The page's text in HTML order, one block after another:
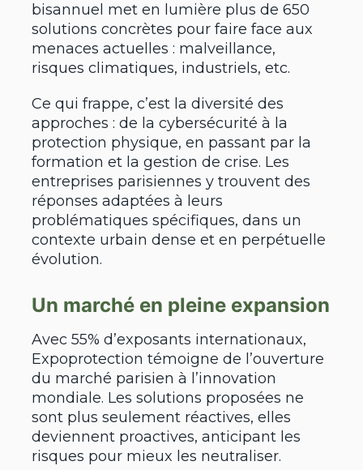
bisannuel met en lumière plus de 650
solutions concrètes pour faire face aux
menaces actuelles : malveillance,
risques climatiques, industriels, etc.
Ce qui frappe, c’est la diversité des
approches : de la cybersécurité à la
protection physique, en passant par la
formation et la gestion de crise. Les
entreprises parisiennes y trouvent des
réponses adaptées à leurs
problématiques spécifiques, dans un
contexte urbain dense et en perpétuelle
évolution.
Un marché en pleine expansion
Avec 55% d’exposants internationaux,
Expoprotection témoigne de l’ouverture
du marché parisien à l’innovation
mondiale. Les solutions proposées ne
sont plus seulement réactives, elles
deviennent proactives, anticipant les
risques pour mieux les neutraliser.